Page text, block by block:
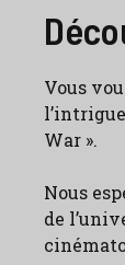
Vous
War ».
Nous
de